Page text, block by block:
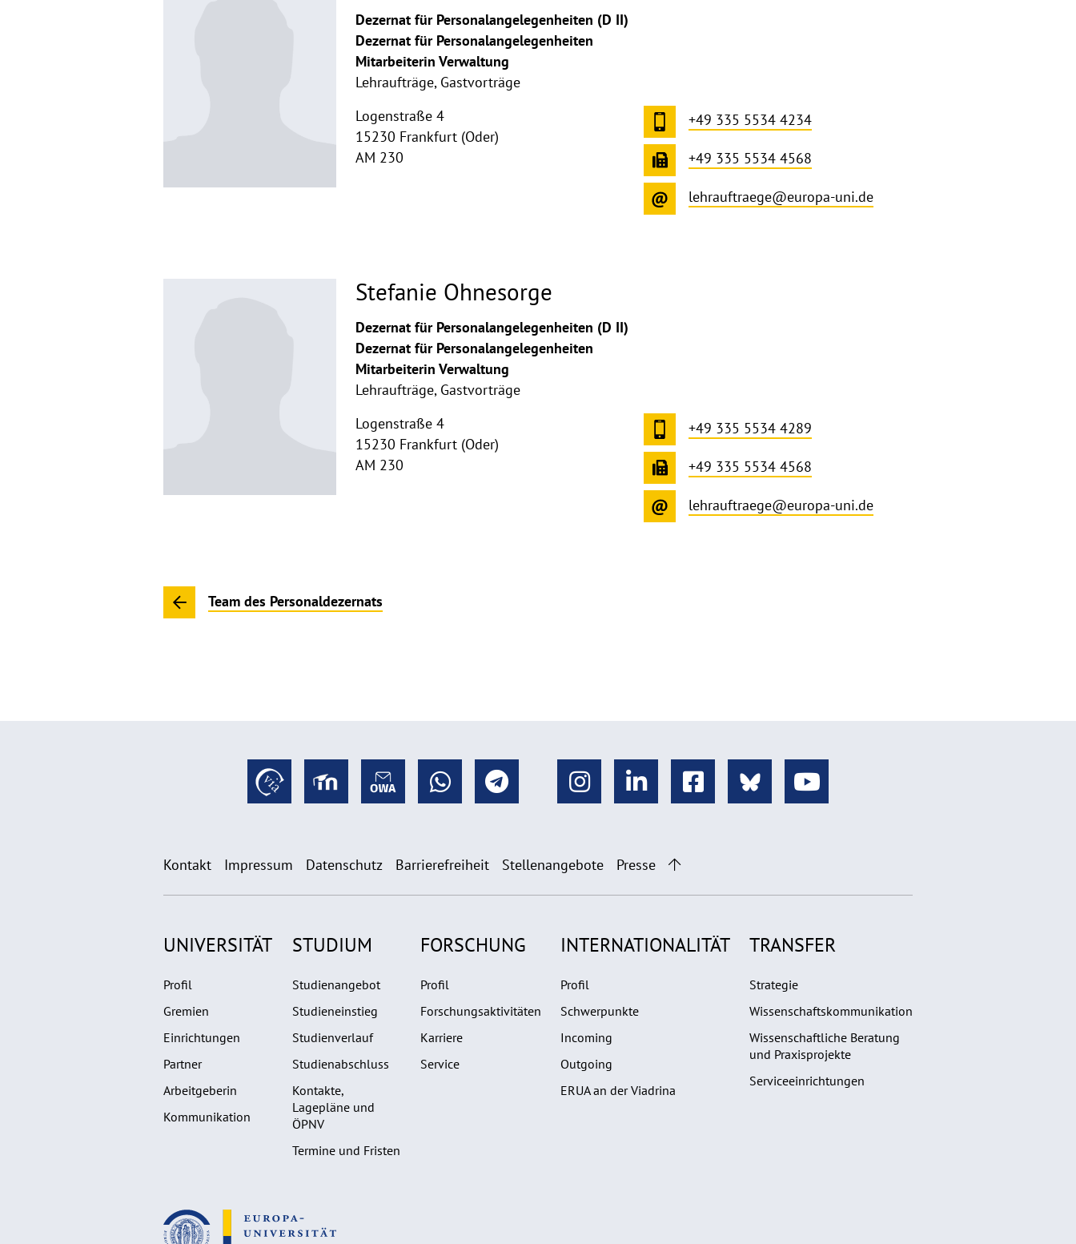
Dezernat für Personalangelegenheiten (D II)
Dezernat für Personalangelegenheiten
Mitarbeiterin Verwaltung
Lehraufträge, Gastvorträge
Logenstraße 4
15230 Frankfurt (Oder)
AM 230
+49 335 5534 4234
+49 335 5534 4568
lehrauftraege@europa-uni.de
Stefanie Ohnesorge
Dezernat für Personalangelegenheiten (D II)
Dezernat für Personalangelegenheiten
Mitarbeiterin Verwaltung
Lehraufträge, Gastvorträge
Logenstraße 4
15230 Frankfurt (Oder)
AM 230
+49 335 5534 4289
+49 335 5534 4568
lehrauftraege@europa-uni.de
Team des Personaldezernats
Kontakt Impressum Datenschutz Barrierefreiheit Stellenangebote Presse
UNIVERSITÄT
Profil
Gremien
Einrichtungen
Partner
Arbeitgeberin
Kommunikation
STUDIUM
Studienangebot
Studieneinstieg
Studienverlauf
Studienabschluss
Kontakte,
Lagepläne und
ÖPNV
Termine und Fristen
FORSCHUNG
Profil
Forschungsaktivitäten
Karriere
Service
INTERNATIONALITÄT
Profil
Schwerpunkte
Incoming
Outgoing
ERUA an der Viadrina
TRANSFER
Strategie
Wissenschaftskommunikation
Wissenschaftliche Beratung
und Praxisprojekte
Serviceeinrichtungen